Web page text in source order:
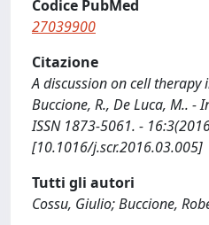
Codice PubMed
27039900
Citazione
A discussion on cell therapy
Buccione, R., De Luca, M.. -
ISSN 1873-5061. -
[10.1016/j.scr.2016.03.005]
Tutti gli autori
Cossu, Giulio; Buccione,